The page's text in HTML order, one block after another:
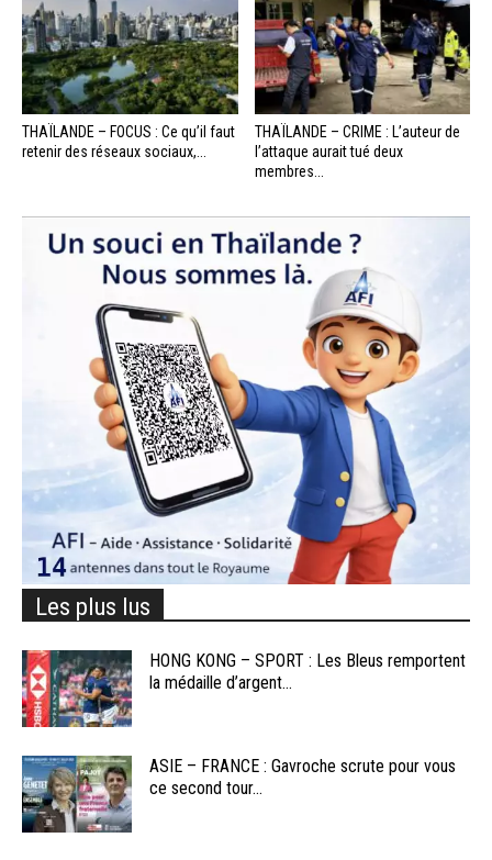
THAÏLANDE – FOCUS : Ce qu’il faut
retenir des réseaux sociaux,...
THAÏLANDE – CRIME : L’auteur de
l’attaque aurait tué deux
membres...
Les plus lus
HONG KONG – SPORT : Les Bleus remportent
la médaille d’argent...
ASIE – FRANCE : Gavroche scrute pour vous
ce second tour...